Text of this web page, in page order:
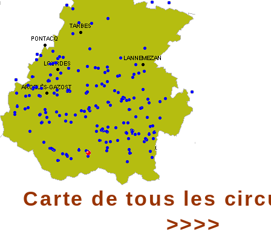
Carte de tous les
>>>>